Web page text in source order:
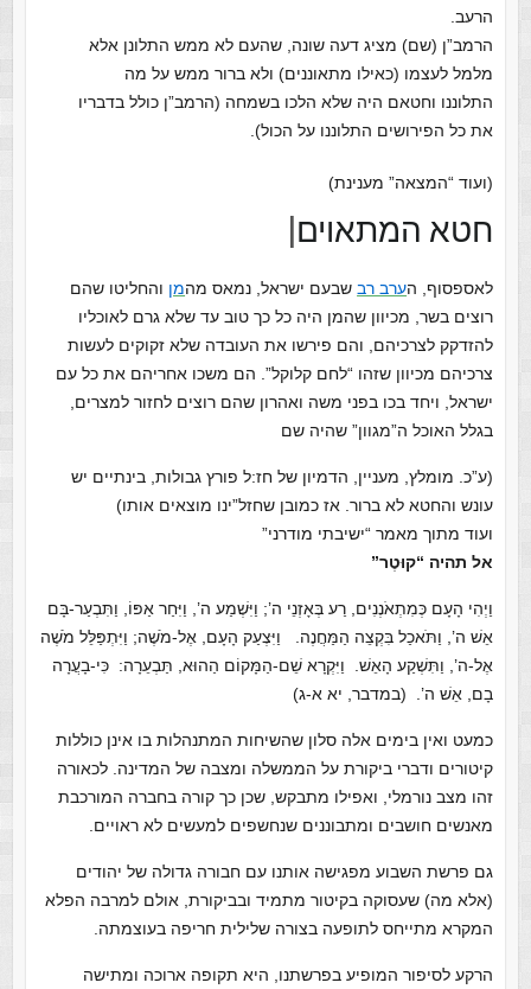
הרעב.
הרמב”ן (שם) מציג דעה שונה, שהעם לא ממש התלונן אלא
מלמל לעצמו (כאילו מתאוננים) ולא ברור ממש על מה
התלוננו וחטאם היה שלא הלכו בשמחה (הרמב”ן כולל בדבריו
את כל הפירושים התלוננו על הכול).
(ועוד “המצאה” מענינת)
חטא המתאוים
לאספסוף, הערב רבשבעם ישראל, נמאס מהמן והחליטו שהם
רוצים בשר, מכיוון שהמן היה כל כך טוב עד שלא גרם לאוכליו
להזדקק לצרכיהם, והם פירשו את העובדה שלא זקוקים לעשות
צרכיהם מכיוון שזהו “לחם קלוקל”. הם משכו אחריהם את כל עם
ישראל, ויחד בכו בפני משה ואהרון שהם רוצים לחזור למצרים,
בגלל האוכל ה”מגוון” שהיה שם
(ע”כ. מומלץ, מעניין, הדמיון של חז:ל פורץ גבולות, בינתיים יש
עונש והחטא לא ברור. אז כמובן שחזל”ינו מוצאים אותו)
ועוד מתוך מאמר “ישיבתי מודרני”
אל תהיה “קוּטֶר”
וַיְהִי הָעָם כְּמִתְאֹנְנִים, רַע בְּאָזְנֵי ה’; וַיִּשְׁמַע ה’, וַיִּחַר אַפּוֹ, וַתִּבְעַר-בָּם
אֵשׁ ה’, וַתֹּאכַל בִּקְצֵה הַמַּחֲנֶה.
וַיִּצְעַק הָעָם, אֶל-מֹשֶׁה; וַיִּתְפַּלֵּל מֹשֶׁה
אֶל-ה’, וַתִּשְׁקַע הָאֵשׁ. וַיִּקְרָא שֵׁם-הַמָּקוֹם הַהוּא, תַּבְעֵרָה: כִּי-בָעֲרָה
בָם, אֵשׁ ה’. (במדבר, יא א-ג)
כמעט ואין בימים אלה סלון שהשיחות המתנהלות בו אינן כוללות
קיטורים ודברי ביקורת על הממשלה ומצבה של המדינה. לכאורה
זהו מצב נורמלי, ואפילו מתבקש, שכן כך קורה בחברה המורכבת
מאנשים חושבים ומתבוננים שנחשפים למעשים לא ראויים.
גם פרשת השבוע מפגישה אותנו עם חבורה גדולה של יהודים
(אלא מה) שעסוקה בקיטור מתמיד ובביקורת, אולם למרבה הפלא
המקרא מתייחס לתופעה בצורה שלילית חריפה בעוצמתה.
הרקע לסיפור המופיע בפרשתנו, היא תקופה ארוכה ומתישה